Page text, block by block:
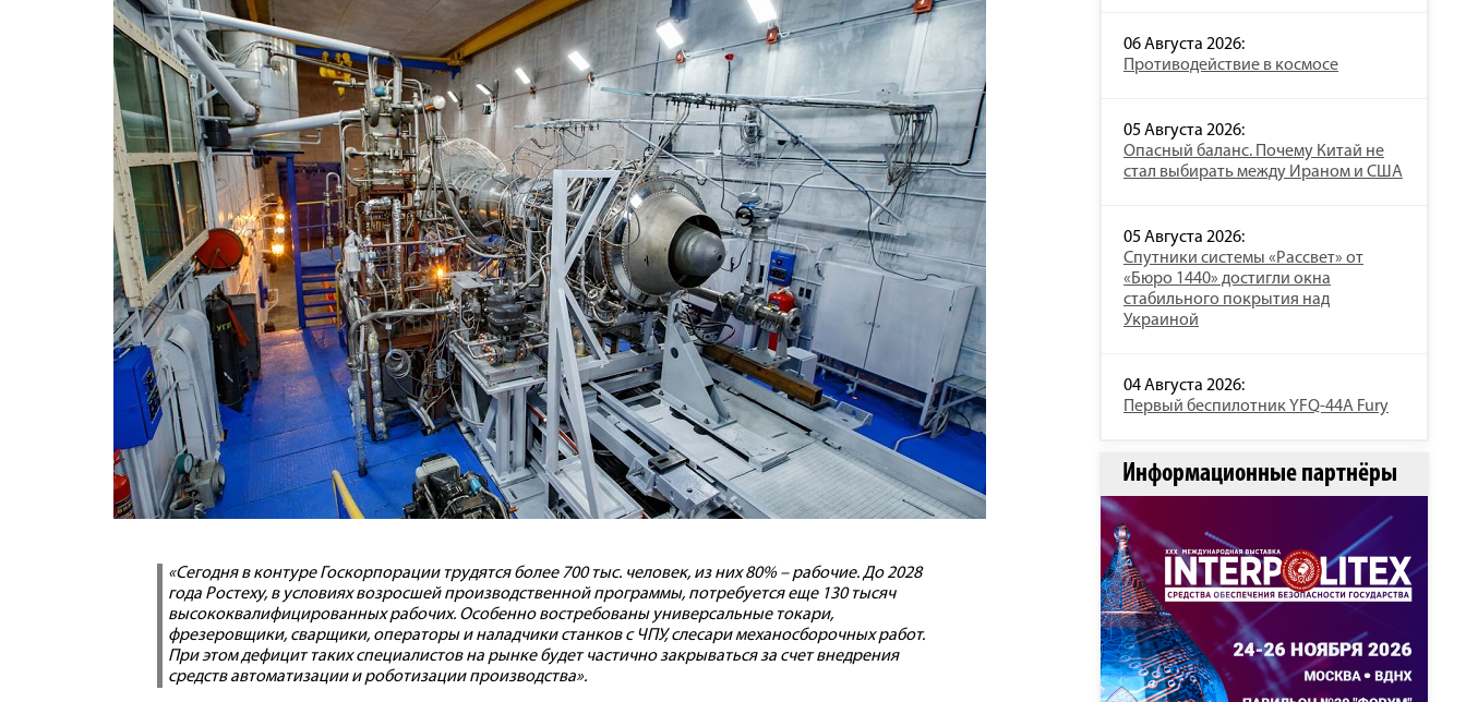
«Сегодня в контуре Госкорпорации трудятся более 700 тыс. человек, из них 80% – рабочие. До 2028
года Ростеху, в условиях возросшей производственной программы, потребуется еще 130 тысяч
высококвалифицированных рабочих. Особенно востребованы универсальные токари,
фрезеровщики, сварщики, операторы и наладчики станков с ЧПУ, слесари механосборочных работ.
При этом дефицит таких специалистов на рынке будет частично закрываться за счет внедрения
средств автоматизации и роботизации производства».
06 Августа 2026:
Противодействие в космосе
05 Августа 2026:
Опасный баланс. Почему Китай не
стал выбирать между Ираном и США
05 Августа 2026:
Спутники системы «Рассвет» от
«Бюро 1440» достигли окна
стабильного покрытия над
Украиной
04 Августа 2026:
Первый беспилотник YFQ-44A Fury
Информационные партнёры